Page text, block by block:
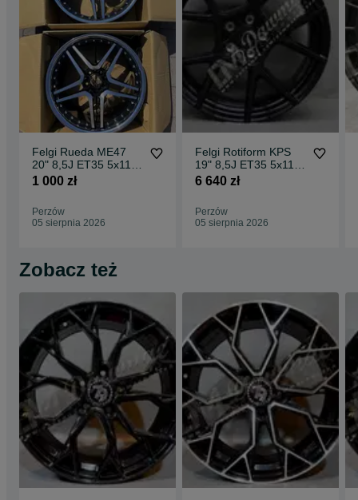
Felgi Rueda ME47
20" 8,5J ET35 5x112
CBKF1 / 2 sztuki
1 000 zł
Perzów
05 sierpnia 2026
Felgi Rotiform KPS
19" 8,5J ET35 5x112
Matte Black Face w/
6 640 zł
Perzów
05 sierpnia 2026
Zobacz też